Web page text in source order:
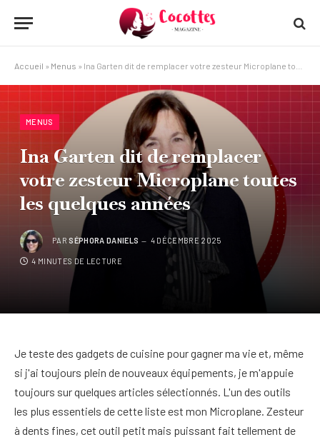
Accueil » Menus » Ina Garten dit de remplacer votre zesteur Microplane toutes les quelques années
MENUS
Ina Garten dit de remplacer
votre zesteur Microplane toutes
les quelques années
PAR SÉPHORA DANIELS 4 DÉCEMBRE 2025
4 MINUTES DE LECTURE
Je teste des gadgets de cuisine pour gagner ma vie et, même
si j'ai toujours plein de nouveaux équipements, je m'appuie
toujours sur quelques articles sélectionnés. L'un des outils
les plus essentiels de cette liste est mon Microplane. Zesteur
à dents fines, cet outil petit mais puissant fait tellement de